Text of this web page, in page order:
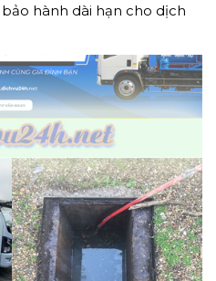
hành dài hạn cho dịch